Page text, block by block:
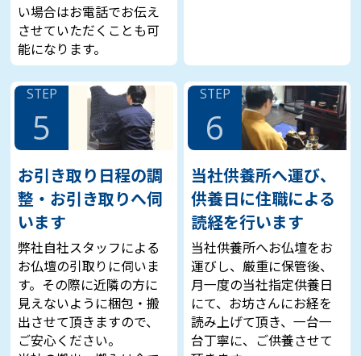
い場合はお電話でお伝え
させていただくことも可
能になります。
STEP
5
お引き取り日程の調
整・お引き取りへ伺
います
弊社自社スタッフによる
お仏壇の引取りに伺いま
す。その際に近隣の方に
見えないように梱包・搬
出させて頂きますので、
ご安心ください。
STEP
6
当社供養所へ運び、
供養日に住職による
読経を行います
当社供養所へお仏壇をお
運びし、厳重に保管後、
月一度の当社指定供養日
にて、お坊さんにお経を
読み上げて頂き、一台一
台丁寧に、ご供養させて